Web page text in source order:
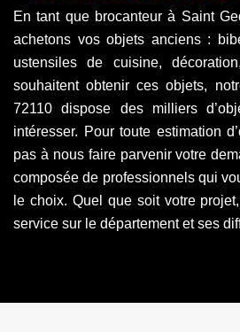
En tant que brocanteur à Saint
achetons vos objets anciens :
ustensiles de cuisine,
souhaitent obtenir ces objets,
72110 dispose des milliers
intéresser. Pour toute estimation
pas à nous faire parvenir votre
composée de professionnels qui
le choix. Quel que soit votre
service sur le département et ses